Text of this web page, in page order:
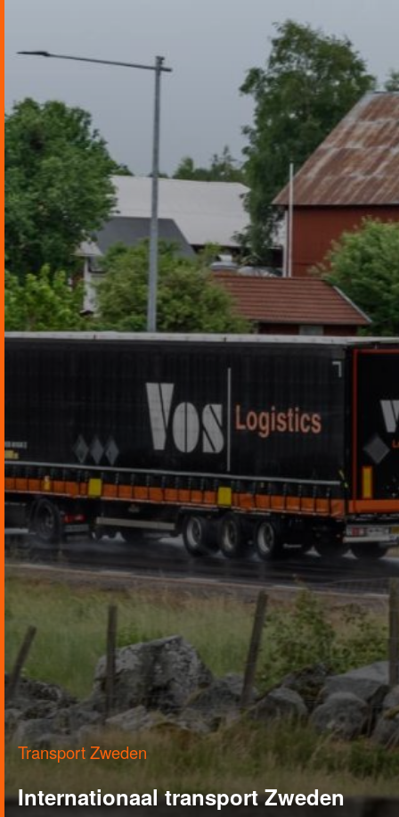
Transport Zweden
Internationaal transport Zweden